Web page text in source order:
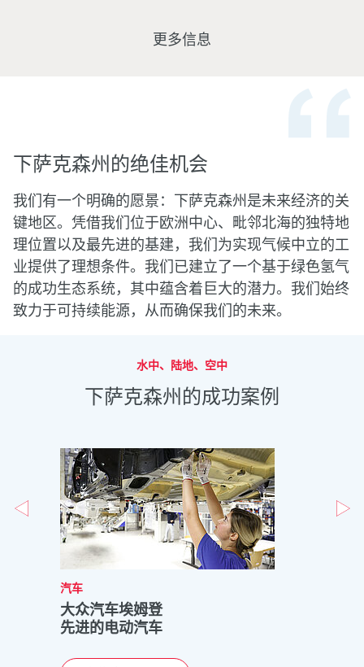
更多信息
下萨克森州的绝佳机会
我们有一个明确的愿景：下萨克森州是未来经济的关
键地区。凭借我们位于欧洲中心、毗邻北海的独特地
理位置以及最先进的基建，我们为实现气候中立的工
业提供了理想条件。我们已建立了一个基于绿色氢气
的成功生态系统，其中蕴含着巨大的潜力。我们始终
致力于可持续能源，从而确保我们的未来。
下萨克森州的成功案例
水中、陆地、空中
大众汽车埃姆登
先进的电动汽车
汽车